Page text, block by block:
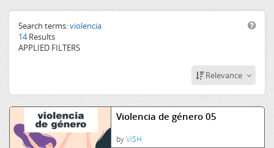
Search terms:violencia
14Results
APPLIED FILTERS
Relevance
Violencia de género 05
byViSH